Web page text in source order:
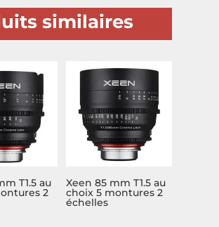
similaires
T1.5 au
2
Xeen 85 mm T1.5 au
choix 5 montures 2
échelles